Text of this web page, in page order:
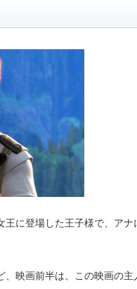
に登場した王子様で、ア
映画前半は、この映画の主